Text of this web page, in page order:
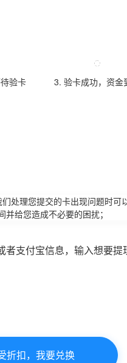
验卡 3. 验卡成功，资金
处理您提交的卡出现问题时可
给您造成不必要的困扰；
支付宝信息，输入想要
折扣，我要兑换